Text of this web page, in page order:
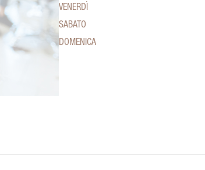
VENERDÌ
SABATO
DOMENICA